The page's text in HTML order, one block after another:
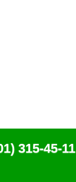
315-45-11